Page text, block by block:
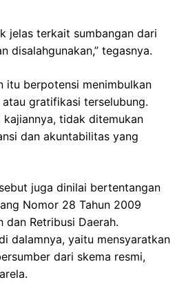
jelas terkait sumbangan dari
disalahgunakan,” tegasnya.
itu berpotensi menimbulkan
gratifikasi terselubung.
kajiannya, tidak ditemukan
dan akuntabilitas yang
juga dinilai bertentangan
Nomor 28 Tahun 2009
dan Retribusi Daerah.
dalamnya, yaitu mensyaratkan
dari skema resmi,